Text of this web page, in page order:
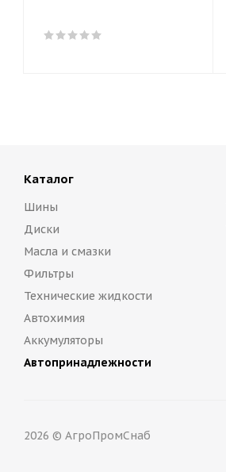
Каталог
Шины
Диски
Масла и смазки
Фильтры
Технические жидкости
Автохимия
Аккумуляторы
Автопринадлежности
2026 © АгроПромСнаб